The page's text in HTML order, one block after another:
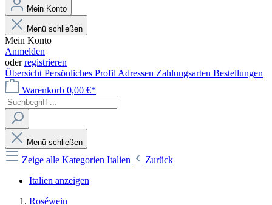
Mein Konto
Menü schließen
Mein Konto
Anmelden
oderregistrieren
Übersicht Persönliches Profil Adressen Zahlungsarten Bestellungen
Warenkorb 0,00 €*
Menü schließen
Zeige alle Kategorien Italien
Zurück
Italien anzeigen
Roséwein